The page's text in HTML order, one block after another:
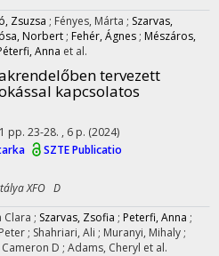
Zsuzsa ; Fényes, Márta ; Szarvas,
Norbert ; Fehér, Ágnes ; Mészáros,
Anna et al.
tervezett
kapcsolatos
1 pp. 23-28. , 6 p. (2024)
SZTE Publicatio
XFO D
Clara ; Szarvas, Zsofia ; Peterfi, Anna ;
; Shahriari, Ali ; Muranyi, Mihaly ;
D ; Adams, Cheryl et al.